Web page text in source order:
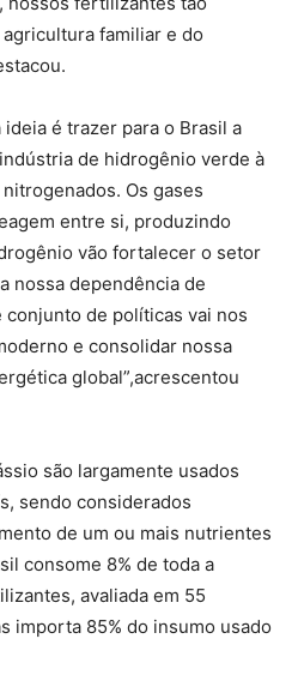
familiar e do
é trazer para o Brasil a
de hidrogênio verde à
Os gases
entre si, produzindo
vão fortalecer o setor
nossa dependência de
conjunto de políticas vai nos
e consolidar nossa
global”,acrescentou
são largamente usados
sendo considerados
de um ou mais nutrientes
consome 8% de toda a
avaliada em 55
importa 85% do insumo usado